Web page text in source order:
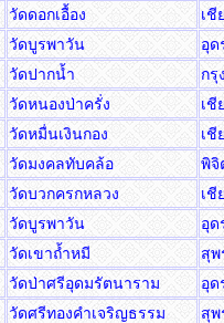
วัดดอกเอื้อง
เชี
วัดบูรพาวัน
อุ
วัดปากน้ำ
กรุ
วัดหนองป่าครั่ง
เชี
วัดหมื่นเงินกอง
เชี
วัดมงคลทับคล้อ
พิ
วัดบวกครกหลวง
เชี
วัดบูรพาวัน
อุ
วัดเขาถ้ำหมี
สุ
วัดป่าศรีอุดมรัตนาราม
อุ
วัดศรีทองคำเจริญธรรม
สุ